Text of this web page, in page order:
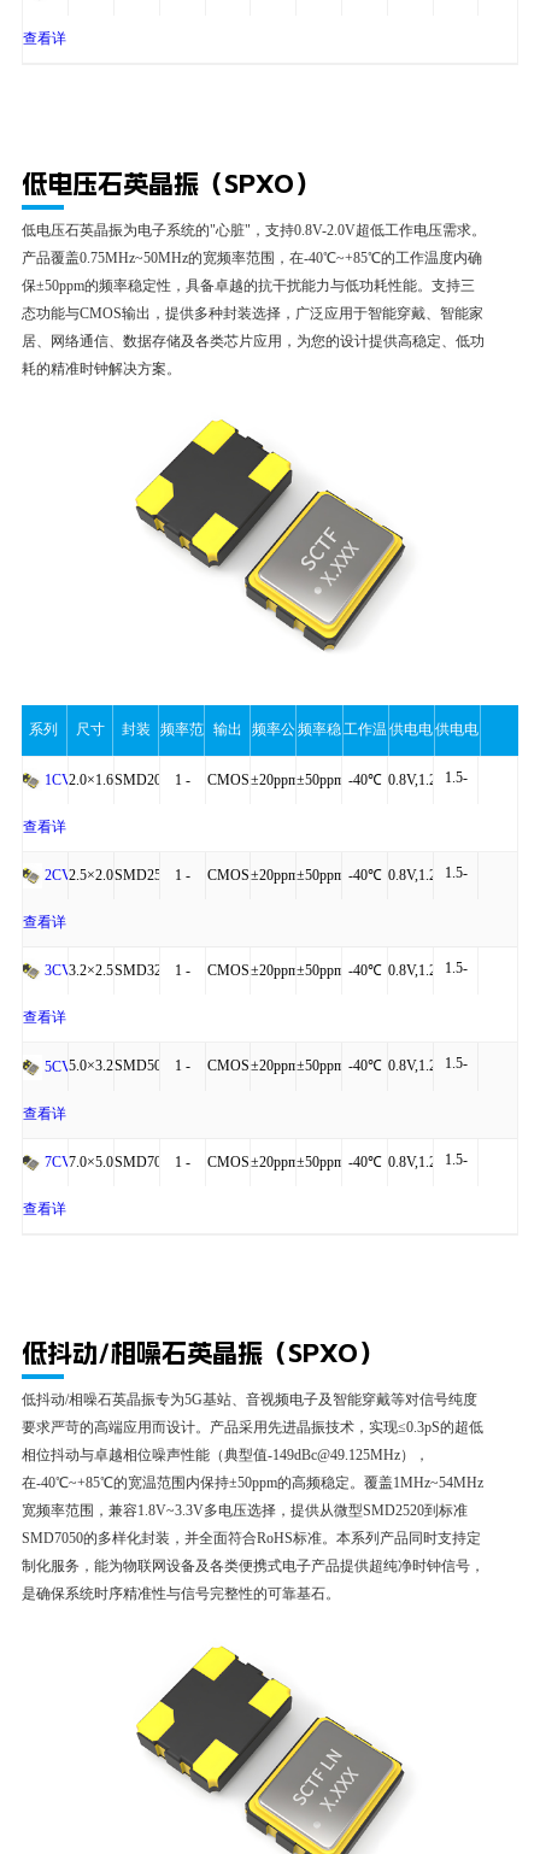
查看详
低电压石英晶振（SPXO）
低电压石英晶振为电子系统的"心脏"，支持0.8V-2.0V超低工作电压需求。
产品覆盖0.75MHz~50MHz的宽频率范围，在-40℃~+85℃的工作温度内确
保±50ppm的频率稳定性，具备卓越的抗干扰能力与低功耗性能。支持三
态功能与CMOS输出，提供多种封装选择，广泛应用于智能穿戴、智能家
居、网络通信、数据存储及各类芯片应用，为您的设计提供高稳定、低功
耗的精准时钟解决方案。
系列 尺寸 封装 频率范
围
输出 频率公
差
频率稳
定性
工作温
度
供电电
压
供电电
流（最
操作
1CV2.0×1.6×0.75SMD2016-1 - CMOS±20ppm±50ppm -40℃
+85℃
0.8V,1.2V,1.5V
1.5-
查看详
细2CV2.5×2.0×0.81SMD2520-1 - CMOS±20ppm±50ppm -40℃
+85℃
0.8V,1.2V,1.5V
1.5-
查看详
细3CV3.2×2.5×0.95SMD3225-1 - CMOS±20ppm±50ppm -40℃
+85℃
0.8V,1.2V,1.5V
1.5-
查看详
细5CV5.0×3.2×1.20SMD5032-1 - CMOS±20ppm±50ppm -40℃
+85℃
0.8V,1.2V,1.5V
1.5-
查看详
细7CV7.0×5.0×1.30SMD7050-1 - CMOS±20ppm±50ppm -40℃ 0.8V,1.2V,1.5V
1.5-
查看详
低抖动/相噪石英晶振（SPXO）
低抖动/相噪石英晶振专为5G基站、音视频电子及智能穿戴等对信号纯度
要求严苛的高端应用而设计。产品采用先进晶振技术，实现≤0.3pS的超低
相位抖动与卓越相位噪声性能（典型值-149dBc@49.125MHz），
在-40℃~+85℃的宽温范围内保持±50ppm的高频稳定。覆盖1MHz~54MHz
宽频率范围，兼容1.8V~3.3V多电压选择，提供从微型SMD2520到标准
SMD7050的多样化封装，并全面符合RoHS标准。本系列产品同时支持定
制化服务，能为物联网设备及各类便携式电子产品提供超纯净时钟信号，
是确保系统时序精准性与信号完整性的可靠基石。